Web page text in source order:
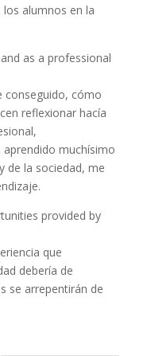
alumnos en la
as a professional
conseguido, cómo
reflexionar hacía
muchísimo
de la sociedad, me
provided by
que
debería de
se arrepentirán de